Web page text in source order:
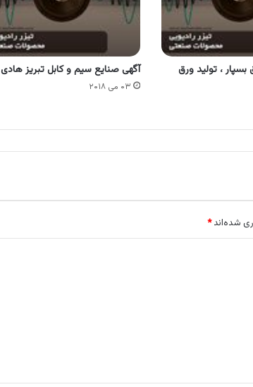
، تولید ورق
آگهی صنایع سیم و کابل تبریز هادی
۰۳ می ۲۰۱۸
شده‌اند*